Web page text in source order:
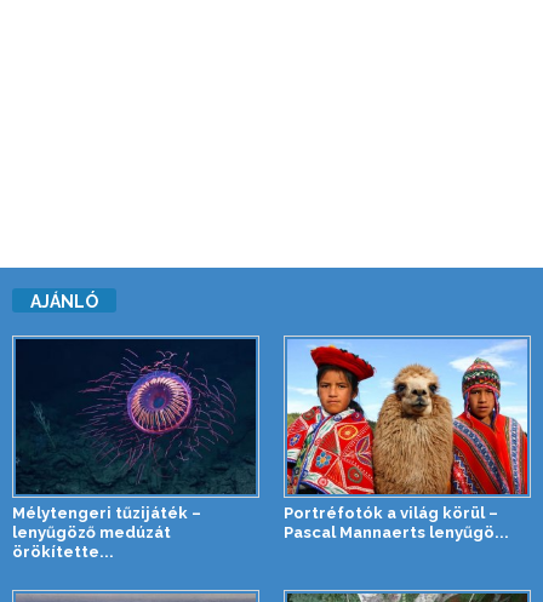
AJÁNLÓ
Mélytengeri tűzijáték –
lenyűgöző medúzát
örökítette...
Portréfotók a világ körül –
Pascal Mannaerts lenyűgö...